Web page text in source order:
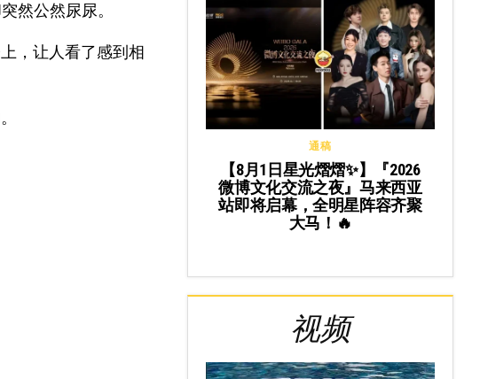
然公然尿尿。
，让人看了感到相
通稿
【8月1日星光熠熠✨】『2026
微博文化交流之夜』马来西亚
站即将启幕，全明星阵容齐聚
大马！🔥
视频